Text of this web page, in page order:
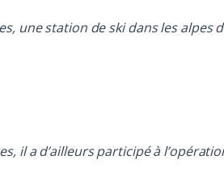
une station de ski dans les alpes
a d’ailleurs participé à